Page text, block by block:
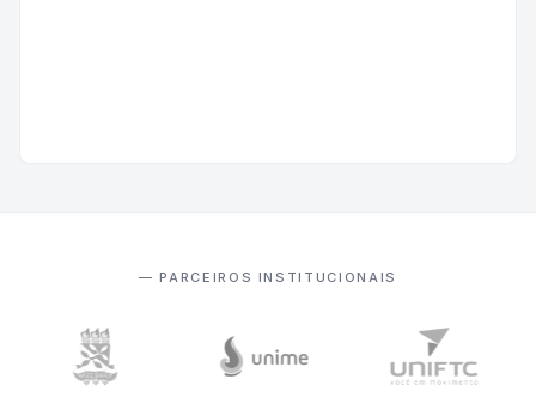
— PARCEIROS INSTITUCIONAIS